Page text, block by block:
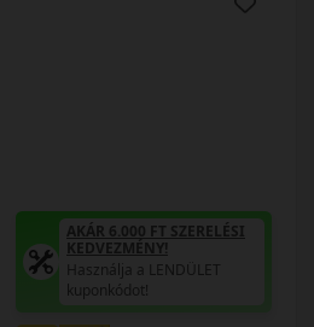
AKÁR 6.000 FT SZERELÉSI
KEDVEZMÉNY!
Használja a LENDÜLET
kuponkódot!